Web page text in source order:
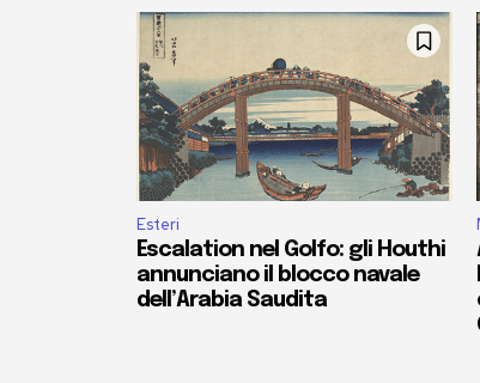
Esteri
Escalation nel Golfo: gli Houthi
annunciano il blocco navale
dell’Arabia Saudita